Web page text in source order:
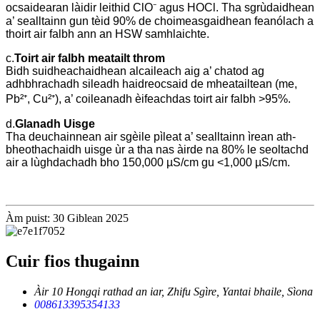
ocsaidearan làidir leithid ClO⁻ agus HOCl. Tha sgrùdaidhean
a’ sealltainn gun tèid 90% de choimeasgaidhean feanólach a
thoirt air falbh ann an HSW samhlaichte.
c.Toirt air falbh meatailt throm
Bidh suidheachaidhean alcaileach aig a’ chatod ag
adhbhrachadh sileadh haidreocsaid de mheatailtean (me,
Pb²⁺, Cu²⁺), a’ coileanadh èifeachdas toirt air falbh >95%.
d.Glanadh Uisge
Tha deuchainnean air sgèile pìleat a’ sealltainn ìrean ath-
bheothachaidh uisge ùr a tha nas àirde na 80% le seoltachd
air a lùghdachadh bho 150,000 µS/cm gu <1,000 µS/cm.
Àm puist: 30 Giblean 2025
Cuir fios thugainn
Àir 10 Hongqi rathad an iar, Zhifu Sgìre, Yantai bhaile, Sìona
008613395354133